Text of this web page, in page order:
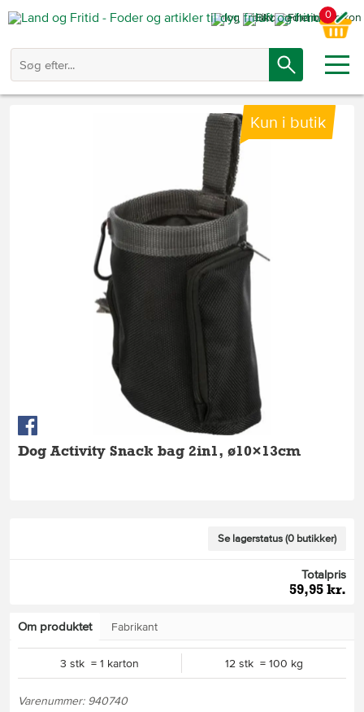
0
Dog Activity Snack bag 2in1, ø10×13cm
Kun i butik
Se lagerstatus (0 butikker)
Totalpris
59,95 kr.
Om produktet Fabrikant
3 stk = 1 karton 12 stk = 100 kg
Varenummer: 940740